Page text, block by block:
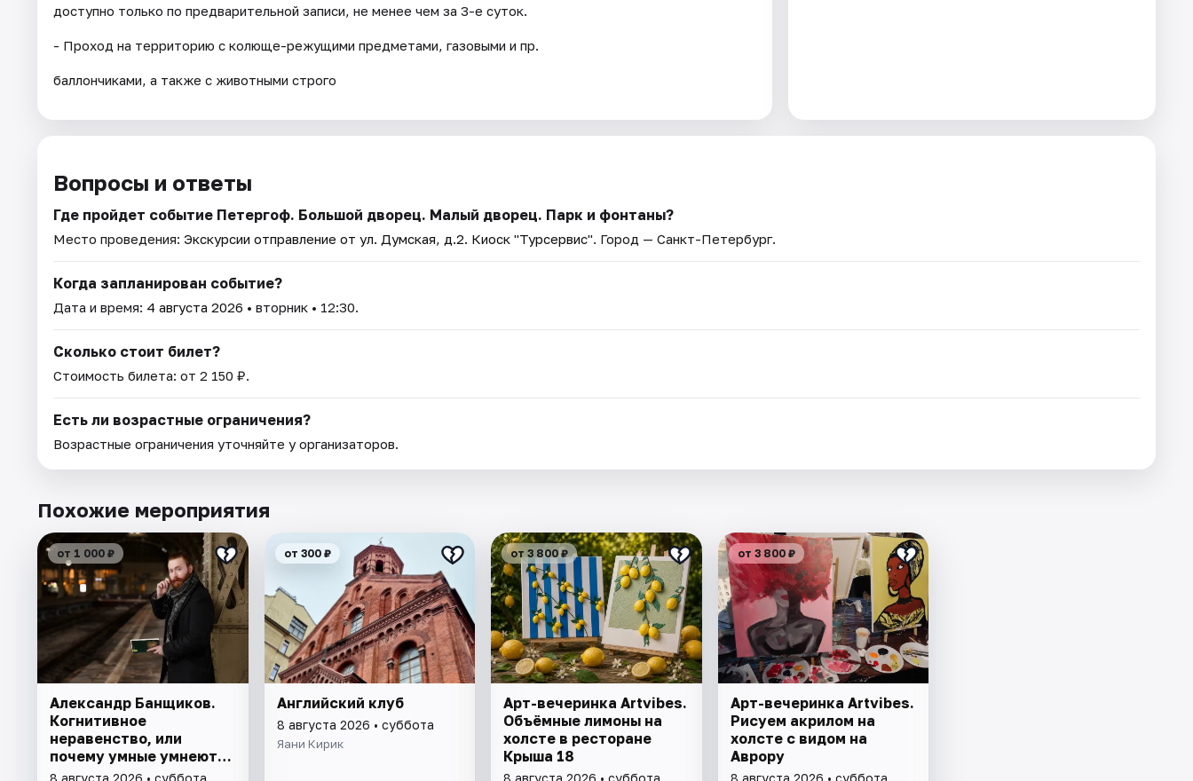
доступно только по предварительной записи, не менее чем за 3-е суток.
- Проход на территорию с колюще-режущими предметами, газовыми и пр.
баллончиками, а также с животными строго
Вопросы и ответы
Где пройдет событие Петергоф. Большой дворец. Малый дворец. Парк и фонтаны?
Место проведения: Экскурсии отправление от ул. Думская, д.2. Киоск "Турсервис". Город — Санкт-Петербург.
Когда запланирован событие?
Дата и время: 4 августа 2026 • вторник • 12:30.
Сколько стоит билет?
Стоимость билета: от 2 150 ₽.
Есть ли возрастные ограничения?
Возрастные ограничения уточняйте у организаторов.
Похожие мероприятия
от 1 000 ₽
Александр Банщиков.
Когнитивное
неравенство, или
почему умные умнеют, а
глупые глупеют
от 300 ₽
Английский клуб
8 августа 2026 • суббота
Яани Кирик
от 3 800 ₽
Арт-вечеринка Artvibes.
Объёмные лимоны на
холсте в ресторане
Крыша 18
от 3 800 ₽
Арт-вечеринка Artvibes.
Рисуем акрилом на
холсте с видом на
Аврору